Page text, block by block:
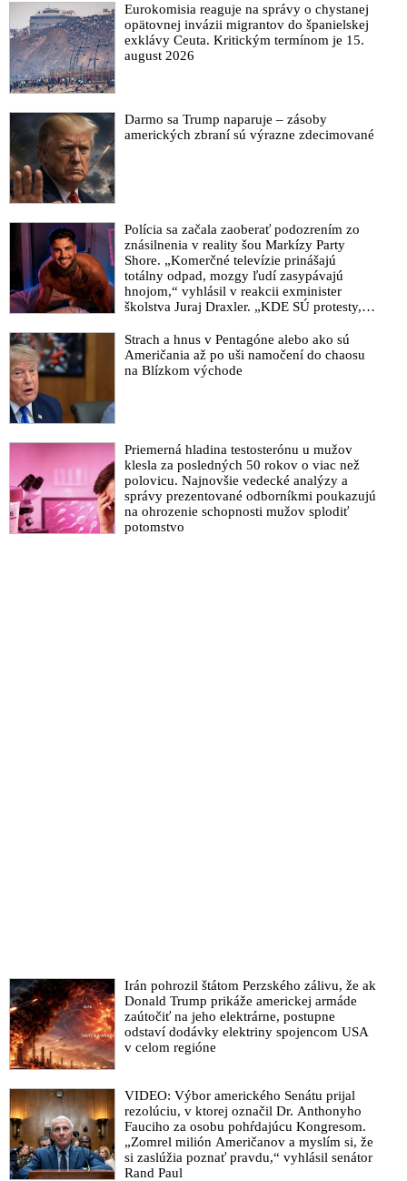
Eurokomisia reaguje na správy o chystanej
opätovnej invázii migrantov do španielskej
exklávy Ceuta. Kritickým termínom je 15.
august 2026
Darmo sa Trump naparuje – zásoby
amerických zbraní sú výrazne zdecimované
Polícia sa začala zaoberať podozrením zo
znásilnenia v reality šou Markízy Party
Shore. „Komerčné televízie prinášajú
totálny odpad, mozgy ľudí zasypávajú
hnojom,“ vyhlásil v reakcii exminister
školstva Juraj Draxler. „KDE SÚ protesty,
pracovníkov?“ spýtal sa
Strach a hnus v Pentagóne alebo ako sú
Američania až po uši namočení do chaosu
na Blízkom východe
Priemerná hladina testosterónu u mužov
klesla za posledných 50 rokov o viac než
polovicu. Najnovšie vedecké analýzy a
správy prezentované odborníkmi poukazujú
na ohrozenie schopnosti mužov splodiť
potomstvo
Irán pohrozil štátom Perzského zálivu, že ak
Donald Trump prikáže americkej armáde
zaútočiť na jeho elektrárne, postupne
odstaví dodávky elektriny spojencom USA
v celom regióne
VIDEO: Výbor amerického Senátu prijal
rezolúciu, v ktorej označil Dr. Anthonyho
Fauciho za osobu pohŕdajúcu Kongresom.
„Zomrel milión Američanov a myslím si, že
si zaslúžia poznať pravdu,“ vyhlásil senátor
Rand Paul